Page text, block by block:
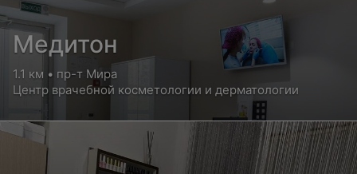
Медитон
1.1 км • пр-т Мира
Центр врачебной косметологии и дерматологии